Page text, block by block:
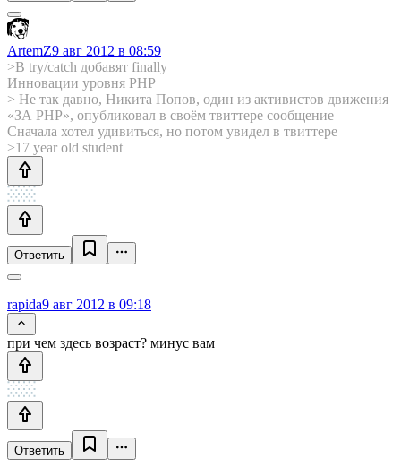
ArtemZ9 авг 2012 в 08:59
>В try/catch добавят finally
Инновации уровня PHP
> Не так давно, Никита Попов, один из активистов движения
«ЗА PHP», опубликовал в своём твиттере сообщение
Сначала хотел удивиться, но потом увидел в твиттере
>17 year old student
Ответить
rapida9 авг 2012 в 09:18
при чем здесь возраст? минус вам
Ответить